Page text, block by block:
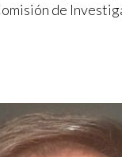
de